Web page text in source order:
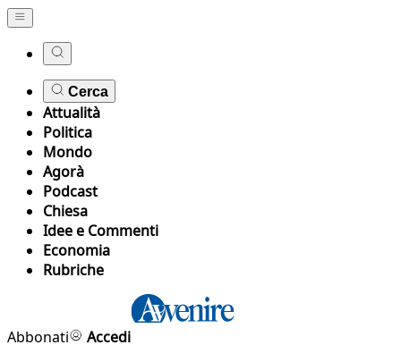
Cerca
Attualità
Politica
Mondo
Agorà
Podcast
Chiesa
Idee e Commenti
Economia
Rubriche
Abbonati
Accedi